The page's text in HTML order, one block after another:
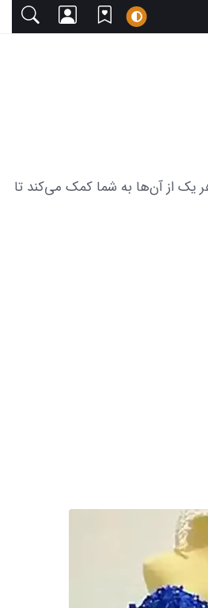
کاربنی درخشش زیبایی است که هر یک از آن‌ها به شما کمک می‌کند تا